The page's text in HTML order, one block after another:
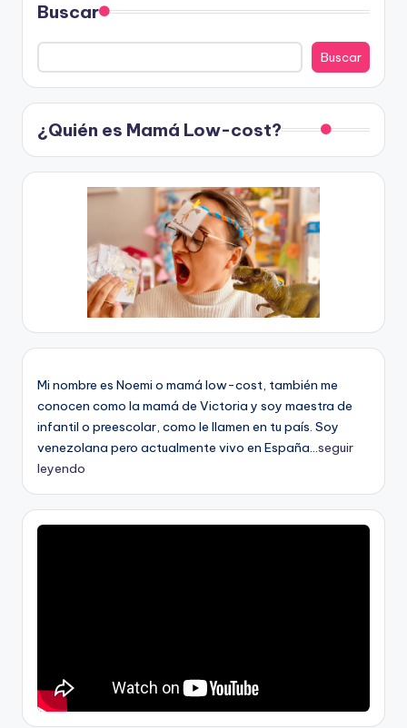
Buscar
Buscar
¿Quién es Mamá Low-cost?
Mi nombre es Noemi o mamá low-cost, también me
conocen como la mamá de Victoria y soy maestra de
infantil o preescolar, como le llamen en tu país. Soy
venezolana pero actualmente vivo en España...seguir
leyendo